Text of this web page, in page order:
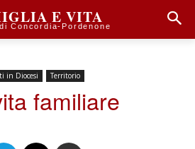
E VITA
Concordia-Pordenone
in Diocesi Territorio
familiare